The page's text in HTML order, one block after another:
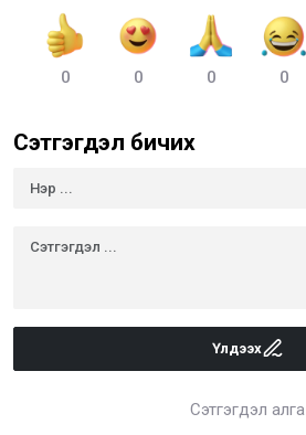
0 0 0 0
Сэтгэгдэл бичих
Үлдээх
Сэтгэгдэл алга